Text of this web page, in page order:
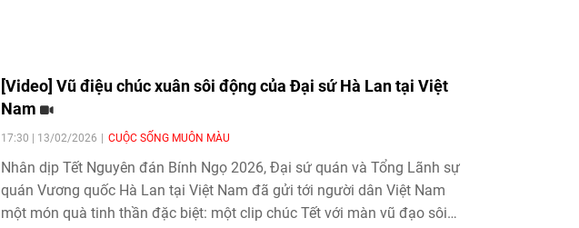
[Video] Vũ điệu chúc xuân sôi động của Đại sứ Hà Lan tại Việt
Nam
17:30 | 13/02/2026 CUỘC SỐNG MUÔN MÀU
Nhân dịp Tết Nguyên đán Bính Ngọ 2026, Đại sứ quán và Tổng Lãnh sự
quán Vương quốc Hà Lan tại Việt Nam đã gửi tới người dân Việt Nam
một món quà tinh thần đặc biệt: một clip chúc Tết với màn vũ đạo sôi